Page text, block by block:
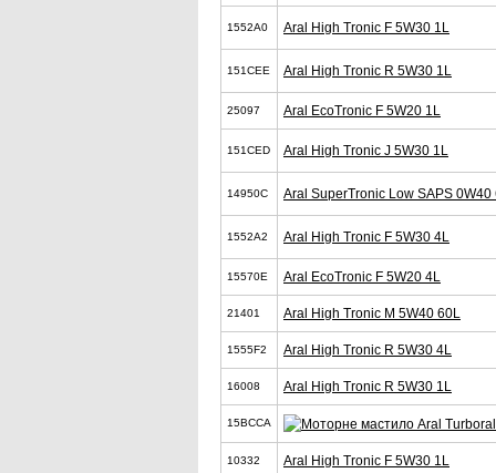
1552A0 Aral High Tronic F 5W30 1L
151CEE Aral High Tronic R 5W30 1L
25097 Aral EcoTronic F 5W20 1L
151CED Aral High Tronic J 5W30 1L
14950C Aral SuperTronic Low SAPS 0W40
1552A2 Aral High Tronic F 5W30 4L
15570E Aral EcoTronic F 5W20 4L
21401 Aral High Tronic M 5W40 60L
1555F2 Aral High Tronic R 5W30 4L
16008 Aral High Tronic R 5W30 1L
15BCCA
10332 Aral High Tronic F 5W30 1L